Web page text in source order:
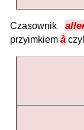
Czasownik
przyimkiem à